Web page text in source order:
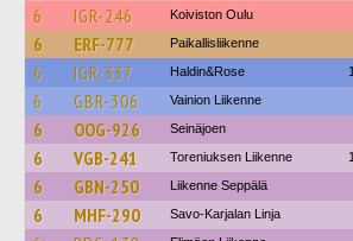
6 IGR-246 Koiviston Oulu
6 ERF-777 Paikallisliikenne
6 IGR-337 Haldin&Rose
6 GBR-306 Vainion Liikenne
6 OOG-926 Seinäjoen
6 VGB-241 Toreniuksen Liikenne
6 GBN-250 Liikenne Seppälä
6 MHF-290 Savo-Karjalan Linja